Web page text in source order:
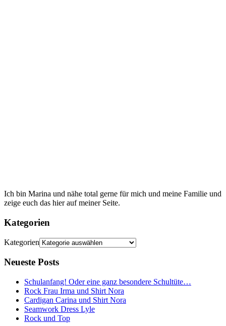
Ich bin Marina und nähe total gerne für mich und meine Familie und
zeige euch das hier auf meiner Seite.
Kategorien
Kategorien
Neueste Posts
Schulanfang! Oder eine ganz besondere Schultüte…
Rock Frau Irma und Shirt Nora
Cardigan Carina und Shirt Nora
Seamwork Dress Lyle
Rock und Top